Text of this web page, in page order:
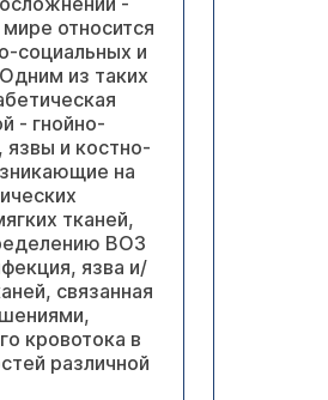
относится
социальных и
из таких
- гнойно-
язвы и костно-
на
тканей,
ВОЗ
язва и/
связанная
кровотока в
различной